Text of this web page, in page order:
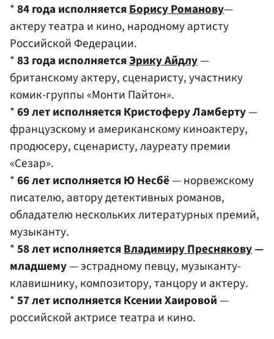
*84 года исполняетсяБорису Романову—
актеру театра и кино, народному артисту
Российской Федерации.
*83 года исполняетсяЭрику Айдлу—
британскому актеру, сценаристу, участнику
комик-группы «Монти Пайтон».
*69 лет исполняется Кристоферу Ламберту—
французскому и американскому киноактеру,
продюсеру, сценаристу, лауреату премии
«Сезар».
*66 лет исполняется Ю Несбё— норвежскому
писателю, автору детективных романов,
обладателю нескольких литературных премий,
музыканту.
*58 лет исполняетсяВладимиру Преснякову—
младшему— эстрадному певцу, музыканту-
клавишнику, композитору, танцору и актеру.
*57 лет исполняется Ксении Хаировой—
российской актрисе театра и кино.